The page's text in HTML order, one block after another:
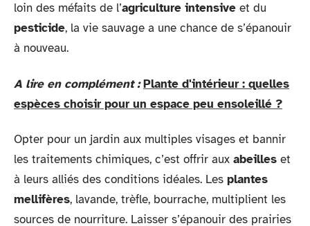
loin des méfaits de l’agriculture intensive et du
pesticide, la vie sauvage a une chance de s’épanouir
à nouveau.
A lire en complément : Plante d'intérieur : quelles
espèces choisir pour un espace peu ensoleillé ?
Opter pour un jardin aux multiples visages et bannir
les traitements chimiques, c’est offrir aux abeilles et
à leurs alliés des conditions idéales. Les plantes
mellifères, lavande, trèfle, bourrache, multiplient les
sources de nourriture. Laisser s’épanouir des prairies